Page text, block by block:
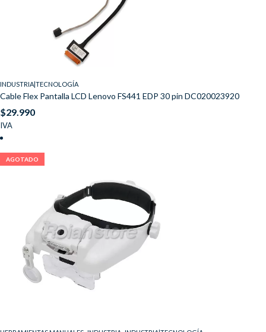
INDUSTRIA|TECNOLOGÍA
Cable Flex Pantalla LCD Lenovo FS441 EDP 30 pin DC020023920
$29.990
IVA
AGOTADO